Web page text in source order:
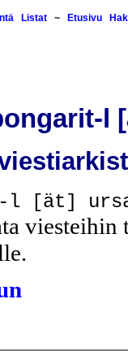
Listat~ Etusivu
l
l [ät]
viesteihin